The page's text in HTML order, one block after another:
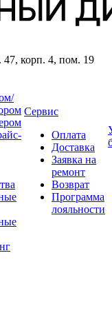
корп. 4, пом. 19
Сервис
Оплата
Доставка
Заявка на
ремонт
Возврат
Программа
лояльности